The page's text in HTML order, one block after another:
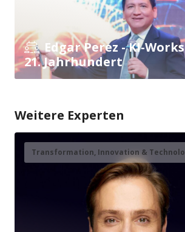
Edgar Perez - KI-
21. Jahrhundert
Weitere Experten
Transformation, Innovation &